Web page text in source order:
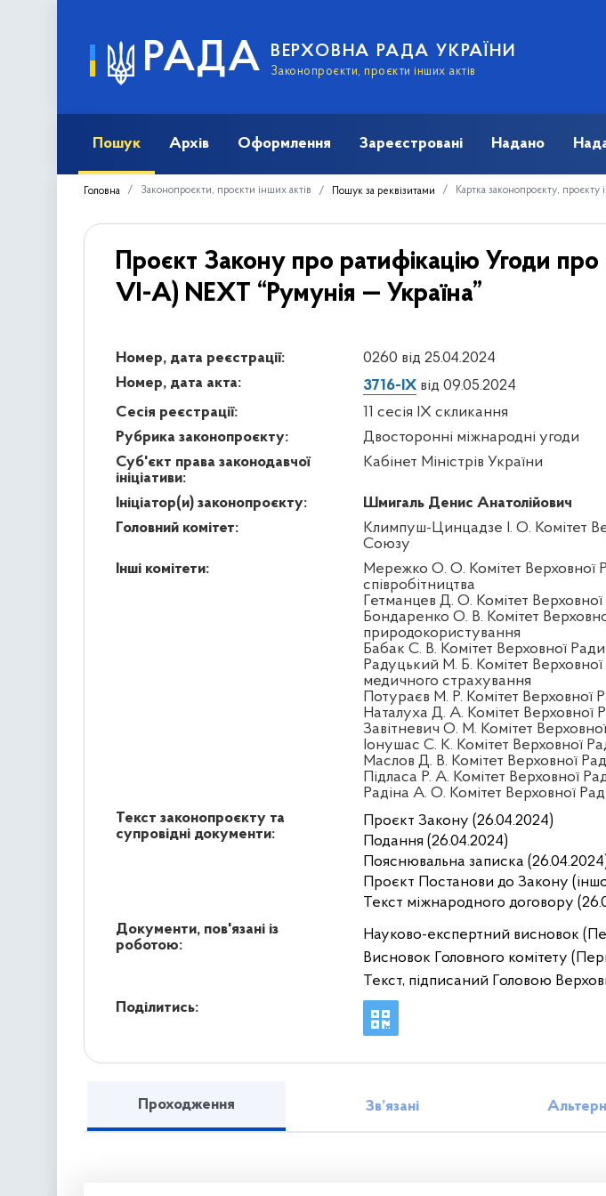
РАДА ВЕРХОВНА РАДА УКРАЇНИ
Законопроєкти, проєкти інших актів
Пошук Архів Оформлення Зареєстровані Надано
Головна Законопроєкти, проєкти інших актів Пошук за реквізитами Картка законопроєкту, проєкту
Проєкт Закону про ратифікацію Угоди
VI-А) NEXT “Румунія — Україна”
Номер, дата реєстрації:
0260 від 25.04.2024
Номер, дата акта:
3716-IX від 09.05.2024
Сесія реєстрації:
11 сесія IX скликання
Рубрика законопроєкту:
Двосторонні міжнародні угоди
Суб'єкт права законодавчої
ініціативи:
Кабінет Міністрів України
Ініціатор(и) законопроєкту:
Шмигаль Денис Анатолійович
Головний комітет:
Климпуш-Цинцадзе І. О. Комітет
Союзу
Інші комітети:
Мережко О. О. Комітет Верховної
співробітництва
Гетманцев Д. О. Комітет Верховної
Бондаренко О. В. Комітет
природокористування
Бабак С. В. Комітет Верховної
Радуцький М. Б. Комітет
медичного страхування
Потураєв М. Р. Комітет Верховної
Наталуха Д. А. Комітет Верховної
Завітневич О. М. Комітет
Іонушас С. К. Комітет Верховної
Маслов Д. В. Комітет Верховної
Підласа Р. А. Комітет Верховної
Радіна А. О. Комітет Верховної
Текст законопроєкту та
супровідні документи:
Проєкт Закону (26.04.2024)
Подання (26.04.2024)
Пояснювальна записка
Проєкт Постанови до Закону
Текст міжнародного договору
Документи, пов'язані із
роботою:
Науково-експертний висновок
Висновок Головного комітету
Текст, підписаний Головою
Поділитись:
Проходження Зв’язані